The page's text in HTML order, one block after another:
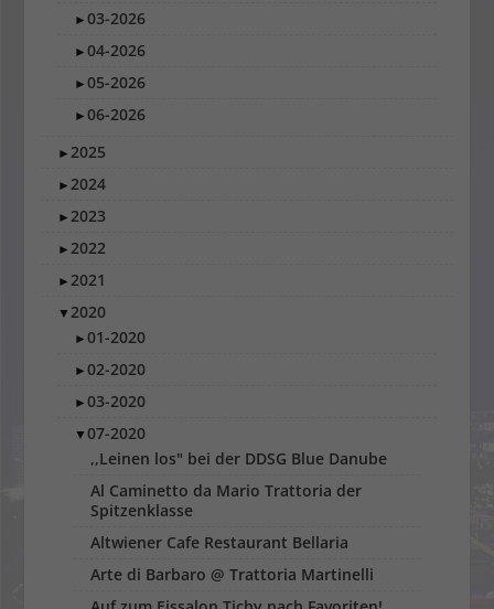
►03-2026
►04-2026
►05-2026
►06-2026
►2025
►2024
►2023
►2022
►2021
▼2020
►01-2020
►02-2020
►03-2020
▼07-2020
,,Leinen los" bei der DDSG Blue Danube
Al Caminetto da Mario Trattoria der
Spitzenklasse
Altwiener Cafe Restaurant Bellaria
Arte di Barbaro @ Trattoria Martinelli